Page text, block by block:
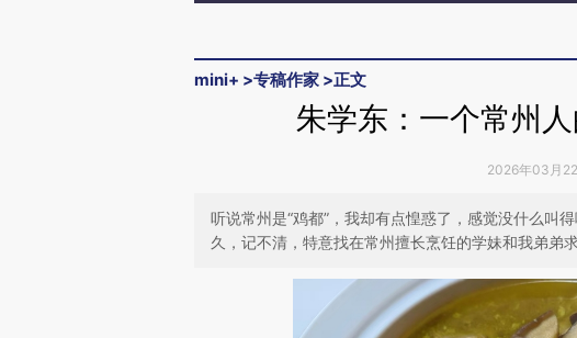
mini+ >专稿作家 >正文
朱学东：一个常州
2026年03月
听说常州是“鸡都”，我却有点惶惑了，感觉没什么叫
久，记不清，特意找在常州擅长烹饪的学妹和我弟弟